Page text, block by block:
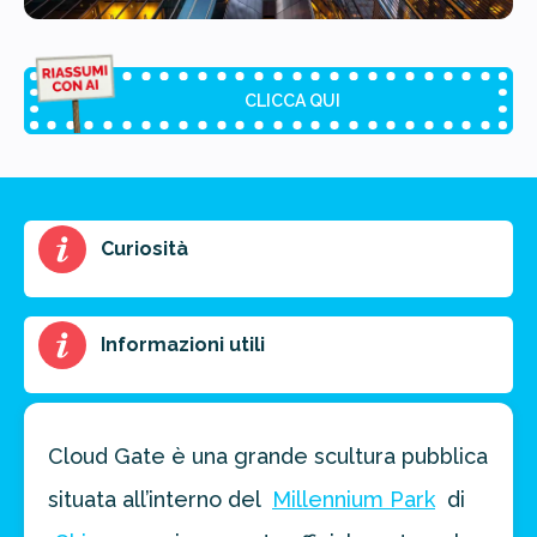
CLICCA QUI
Riassunto dell'articolo
Scegli il formato del riassunto
Breve Medio Punti chiave
prossima destinazione di viaggio.
FAI PREVENTIVO
Curiosità
Informazioni utili
Cloud Gate è una grande scultura pubblica
situata all’interno del Millennium Park di